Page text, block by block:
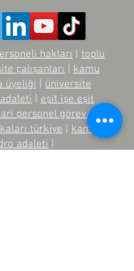
hakları
toplu
çalışanları
kamu
üyeliği
üniversite
eşit işe eşit
personel görev tanımı
türkiye
kamu
adaleti